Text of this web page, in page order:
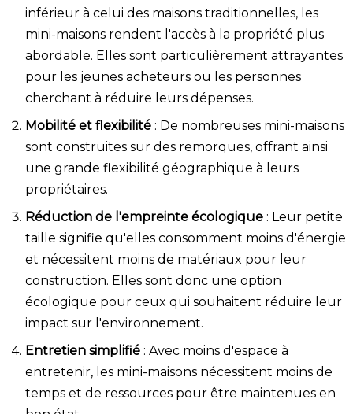
inférieur à celui des maisons traditionnelles, les
mini-maisons rendent l'accès à la propriété plus
abordable. Elles sont particulièrement attrayantes
pour les jeunes acheteurs ou les personnes
cherchant à réduire leurs dépenses.
Mobilité et flexibilité : De nombreuses mini-maisons
sont construites sur des remorques, offrant ainsi
une grande flexibilité géographique à leurs
propriétaires.
Réduction de l'empreinte écologique : Leur petite
taille signifie qu'elles consomment moins d'énergie
et nécessitent moins de matériaux pour leur
construction. Elles sont donc une option
écologique pour ceux qui souhaitent réduire leur
impact sur l'environnement.
Entretien simplifié : Avec moins d'espace à
entretenir, les mini-maisons nécessitent moins de
temps et de ressources pour être maintenues en